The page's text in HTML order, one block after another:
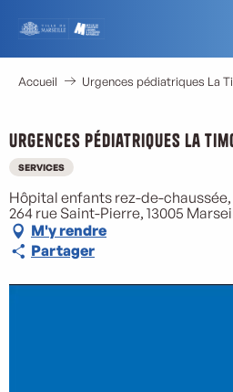
contenu
principal
Accueil Urgences pédiatriques La
Urgences pédiatriques La
SERVICES
Hôpital enfants rez-de-
264 rue Saint-Pierre, 13005
M'y rendre
Partager